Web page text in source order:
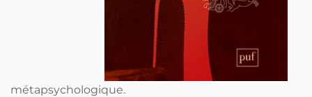
métapsychologique.